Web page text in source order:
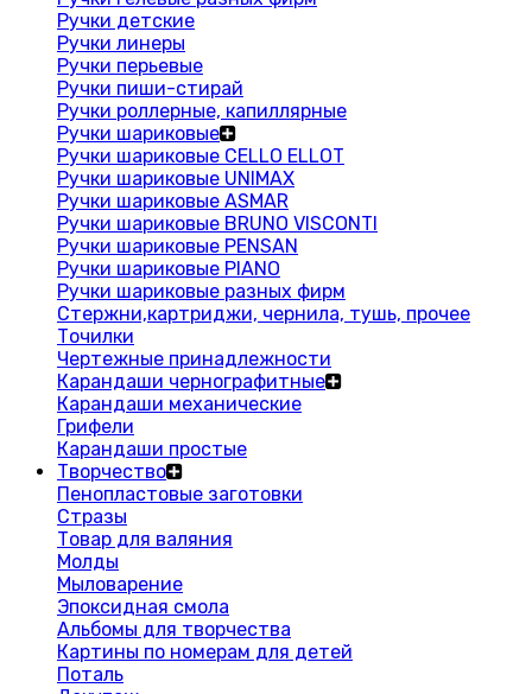
Ручки детские
Ручки линеры
Ручки перьевые
Ручки пиши-стирай
Ручки роллерные, капиллярные
Ручки шариковые
Ручки шариковые CELLO ELLOT
Ручки шариковые UNIMAX
Ручки шариковые ASMAR
Ручки шариковые BRUNO VISCONTI
Ручки шариковые PENSAN
Ручки шариковые PIANO
Ручки шариковые разных фирм
Стержни,картриджи, чернила, тушь, прочее
Точилки
Чертежные принадлежности
Карандаши чернографитные
Карандаши механические
Грифели
Карандаши простые
Творчество
Пенопластовые заготовки
Стразы
Товар для валяния
Молды
Мыловарение
Эпоксидная смола
Альбомы для творчества
Картины по номерам для детей
Поталь